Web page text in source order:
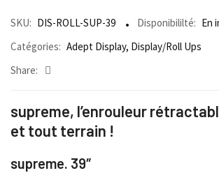
SKU: DIS-ROLL-SUP-39 Disponibililté: En
Catégories: Adept Display, Display/Roll Ups
Share:
supreme, l’enrouleur
et tout terrain !
supreme. 39″